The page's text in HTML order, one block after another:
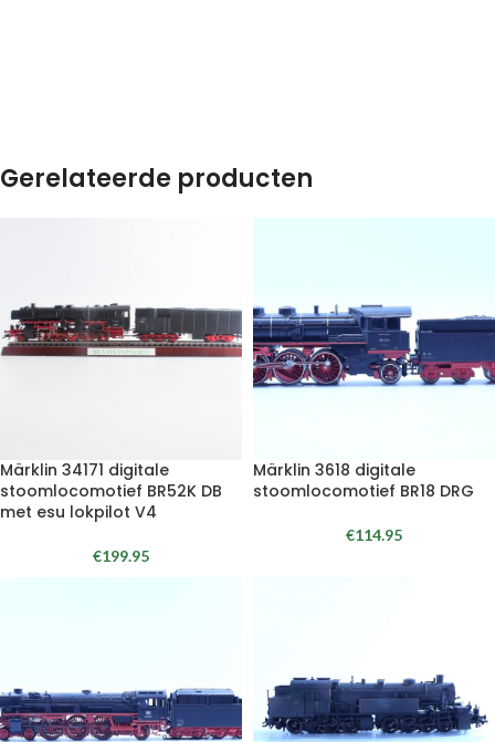
Gerelateerde producten
Märklin 34171 digitale
stoomlocomotief BR52K DB
met esu lokpilot V4
€199.95
Märklin 3618 digitale
stoomlocomotief BR18 DRG
€114.95